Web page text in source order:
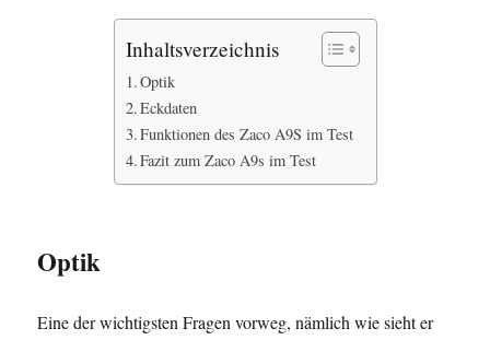
Inhaltsverzeichnis
Optik
Eckdaten
Funktionen des Zaco A9S im Test
Fazit zum Zaco A9s im Test
Optik
Eine der wichtigsten Fragen vorweg, nämlich wie sieht er